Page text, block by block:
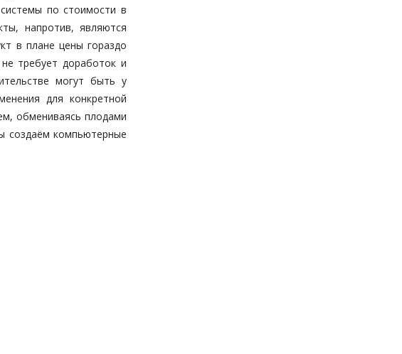
по стоимости в
напротив, являются
в плане цены гораздо
требует доработок и
могут быть у
для конкретной
обмениваясь плодами
создаём компьютерные